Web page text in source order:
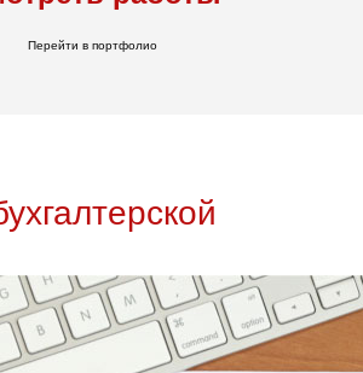
Перейти в портфолио